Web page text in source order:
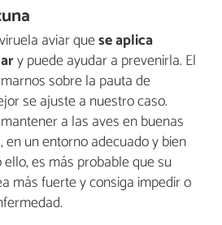
aviar quese aplica
y puede ayudar a prevenirla. El
sobre la pauta de
se ajuste a nuestro caso.
a las aves en buenas
en un entorno adecuado y bien
es más probable que su
más fuerte y consiga impedir o